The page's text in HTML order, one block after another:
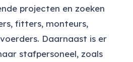
projecten en zoeken
fitters, monteurs,
Daarnaast is er
stafpersoneel, zoals